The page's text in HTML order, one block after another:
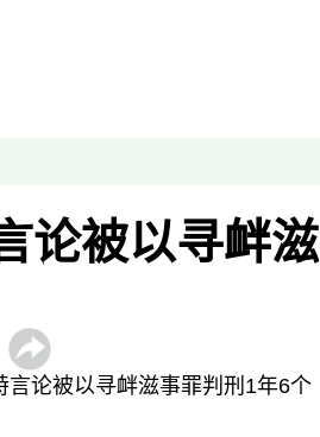
中南海
移民
络博弈
藏纵览
论被以寻衅滋
论被以寻衅滋事罪判刑1年6个